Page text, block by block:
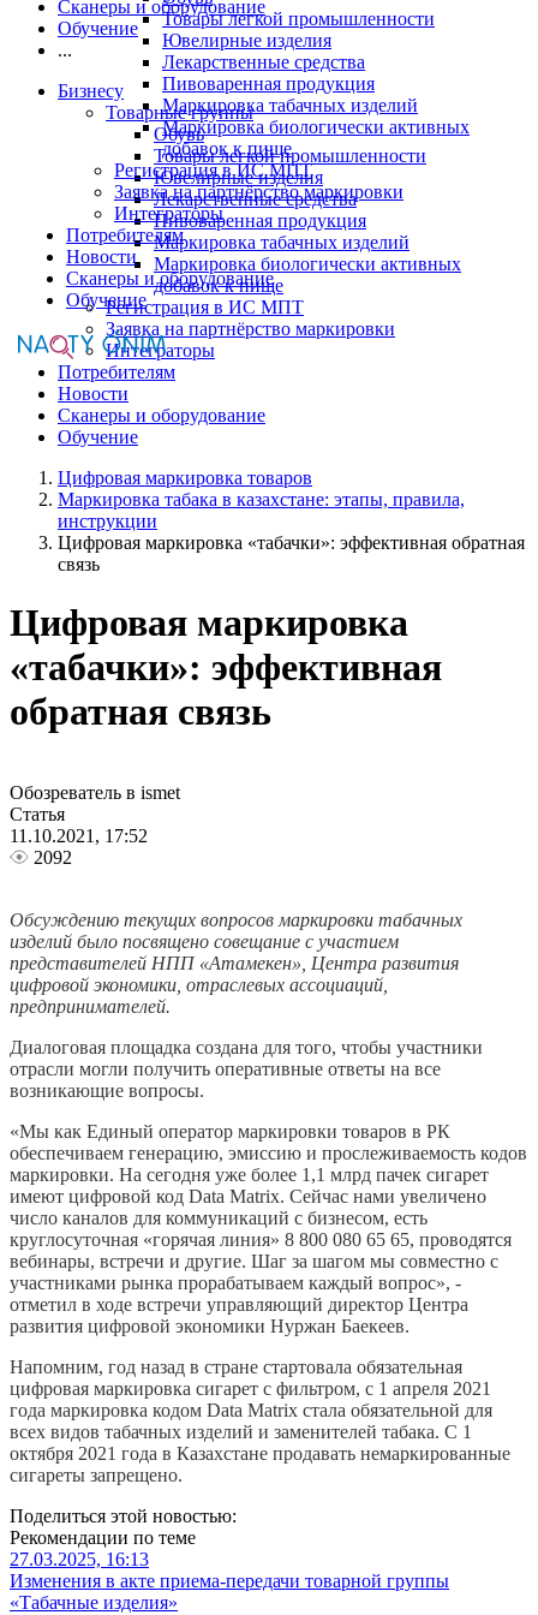
Товары легкой промышленности
Ювелирные изделия
Лекарственные средства
Пивоваренная продукция
Маркировка табачных изделий
Маркировка биологически активных
добавок к пище
Регистрация в ИС МПТ
Заявка на партнёрство маркировки
Интеграторы
Потребителям
Новости
Сканеры и оборудование
Обучение
Сканеры и оборудование
Обучение
...
Бизнесу
Товарные группы
Обувь
Товары легкой промышленности
Ювелирные изделия
Лекарственные средства
Пивоваренная продукция
Маркировка табачных изделий
Маркировка биологически активных
добавок к пище
Регистрация в ИС МПТ
Заявка на партнёрство маркировки
Интеграторы
Потребителям
Новости
Сканеры и оборудование
Обучение
Цифровая маркировка товаров
Маркировка табака в казахстане: этапы, правила,
инструкции
Цифровая маркировка «табачки»: эффективная обратная
связь
Цифровая маркировка
«табачки»: эффективная
обратная связь
Обозреватель в ismet
Статья
11.10.2021, 17:52
2092
Обсуждению текущих вопросов маркировки табачных
изделий было посвящено совещание с участием
представителей НПП «Атамекен», Центра развития
цифровой экономики, отраслевых ассоциаций,
предпринимателей.
Диалоговая площадка создана для того, чтобы участники
отрасли могли получить оперативные ответы на все
возникающие вопросы.
«Мы как Единый оператор маркировки товаров в РК
обеспечиваем генерацию, эмиссию и прослеживаемость кодов
маркировки. На сегодня уже более 1,1 млрд пачек сигарет
имеют цифровой код Data Matrix. Сейчас нами увеличено
число каналов для коммуникаций с бизнесом, есть
круглосуточная «горячая линия» 8 800 080 65 65, проводятся
вебинары, встречи и другие. Шаг за шагом мы совместно с
участниками рынка прорабатываем каждый вопрос», -
отметил в ходе встречи управляющий директор Центра
развития цифровой экономики Нуржан Баекеев.
Напомним, год назад в стране стартовала обязательная
цифровая маркировка сигарет с фильтром, с 1 апреля 2021
года маркировка кодом Data Matrix стала обязательной для
всех видов табачных изделий и заменителей табака. С 1
октября 2021 года в Казахстане продавать немаркированные
сигареты запрещено.
Поделиться этой новостью:
Рекомендации по теме
27.03.2025, 16:13
Изменения в акте приема-передачи товарной группы
«Табачные изделия»